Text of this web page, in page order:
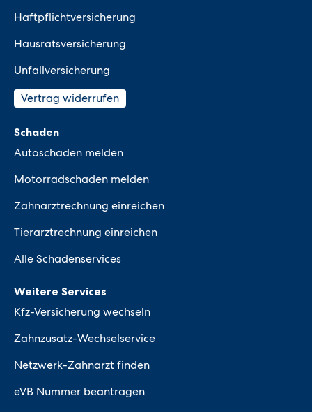
Haftpflichtversicherung
Hausratsversicherung
Unfallversicherung
Vertrag widerrufen
Schaden
Autoschaden melden
Motorradschaden melden
Zahnarztrechnung einreichen
Tierarztrechnung einreichen
Alle Schadenservices
Weitere Services
Kfz-Versicherung wechseln
Zahnzusatz-Wechselservice
Netzwerk-Zahnarzt finden
eVB Nummer beantragen